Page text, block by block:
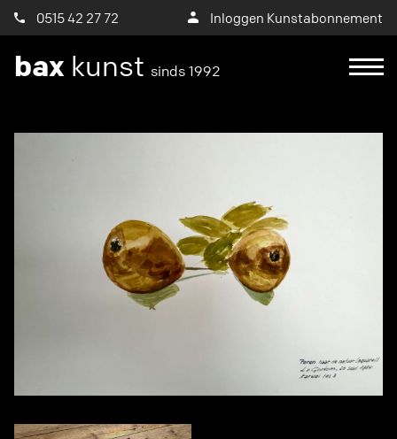
0515 42 27 72 Inloggen Kunstabonnement
bax kunst sinds 1992